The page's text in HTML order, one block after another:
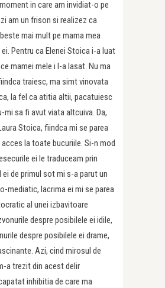
in care am invidiat-o pe
am un frison si realizez ca
mai mult pe mama mea
Pentru ca Elenei Stoica i-a luat
mamei mele i l-a lasat. Nu ma
traiesc, ma simt vinovata
la fel ca atitia altii, pacatuiesc
mi sa fi avut viata altcuiva. Da,
Stoica, fiindca mi se parea
acces la toate bucuriile. Si-n mod
ei le traduceam prin
de primul sot mi s-a parut un
mediatic, lacrima ei mi se parea
al unei izbavitoare
despre posibilele ei idile,
despre posibilele ei drame,
Azi, cind mirosul de
a trezit din acest delir
inhibitia de care ma